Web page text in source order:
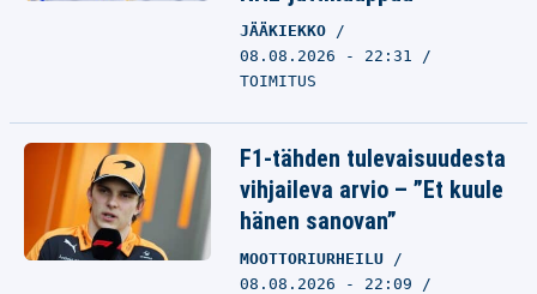
JÄÄKIEKKO
08.08.2026 - 22:31
TOIMITUS
F1-tähden tulevaisuudesta
vihjaileva arvio – ”Et kuule
hänen sanovan”
MOOTTORIURHEILU
08.08.2026 - 22:09